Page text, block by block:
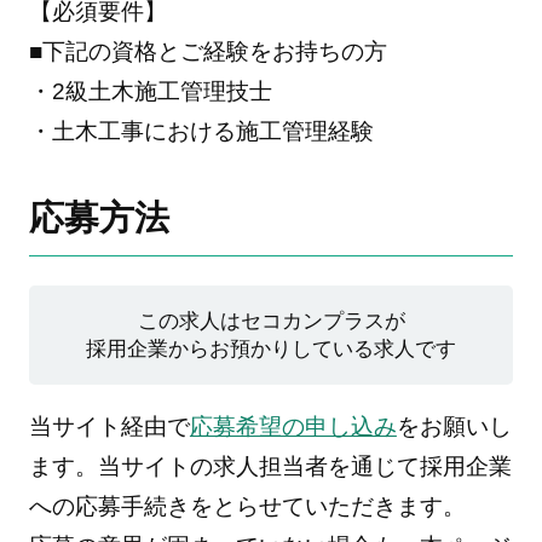
【必須要件】
■下記の資格とご経験をお持ちの方
・2級土木施工管理技士
・土木工事における施工管理経験
応募方法
この求人はセコカンプラスが
採用企業からお預かりしている求人です
当サイト経由で応募希望の申し込みをお願いし
ます。当サイトの求人担当者を通じて採用企業
への応募手続きをとらせていただきます。